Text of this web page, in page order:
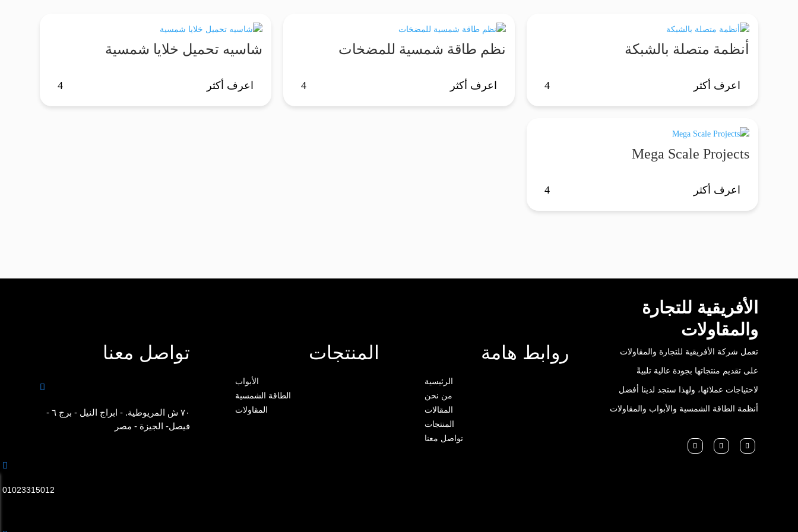
أنظمة متصلة بالشبكة
اعرف أكثر
نظم طاقة شمسية للمضخات
اعرف أكثر
شاسيه تحميل خلايا شمسية
اعرف أكثر
Mega Scale Projects
اعرف أكثر
تواصل معنا

٧٠ ش المريوطية. - ابراج النيل - برج ٦ -
فيصل- الجيزة - مصر

01023315012
المنتجات
الأبواب
الطاقة الشمسية
المقاولات
روابط هامة
الرئيسية
من نحن
المقالات
المنتجات
تواصل معنا
الأفريقية للتجارة
والمقاولات
تعمل شركة الأفريقية للتجارة والمقاولات
على تقديم منتجاتها بجودة عالية تلبيةً
لاحتياجات عملائها، ولهذا ستجد لدينا أفضل
أنظمة الطاقة الشمسية والأبواب والمقاولات